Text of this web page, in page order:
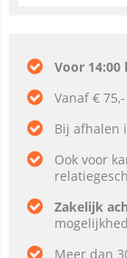
Voor 14:00
Vanaf €
Bij afhalen
Ook voor
Zakelijk
Meer dan